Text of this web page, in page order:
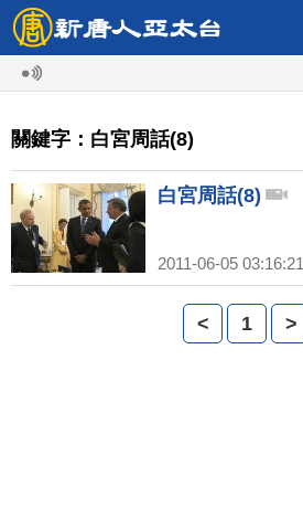
關鍵字：白宮周話(8)
白宮周話(8)
2011-06-05 03:16:21
< 1 >